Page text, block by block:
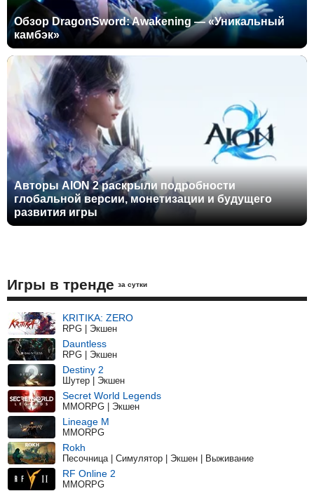
Обзор DragonSword: Awakening — «Уникальный
камбэк»
Авторы AION 2 раскрыли подробности
глобальной версии, монетизации и будущего
развития игры
Игры в тренде за сутки
KRITIKA: ZERO
RPG | Экшен
Dauntless
RPG | Экшен
Destiny 2
Шутер | Экшен
Secret World Legends
MMORPG | Экшен
Lineage M
MMORPG
Rokh
Песочница | Симулятор | Экшен | Выживание
RF Online 2
MMORPG